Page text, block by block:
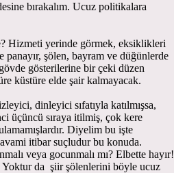
bırakalım. Ucuz politikalara
Hizmeti yerinde görmek, eksiklikleri
şölen, bayram ve düğünlerde
gösterilerine bir çeki düzen
küstüre elde şair kalmayacak.
dinleyici sıfatıyla katılmışsa,
üçüncü sıraya itilmiş, çok kere
Diyelim bu işte
itibar suçludur bu konuda.
veya gocunmalı mı? Elbette hayır!
Yoktur da şiir şölenlerini böyle ucuz